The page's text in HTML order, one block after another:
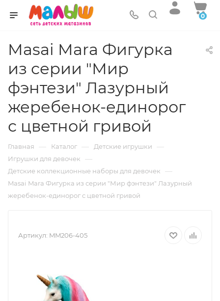
0
Masai Mara Фигурка
из серии "Мир
фэнтези" Лазурный
жеребенок-единорог
с цветной гривой
Главная — Каталог — Детские игрушки —
Игрушки для девочек —
Детские коллекционные наборы для девочек —
Masai Mara Фигурка из серии "Мир фэнтези" Лазурный
жеребенок-единорог с цветной гривой
Артикул: MM206-405